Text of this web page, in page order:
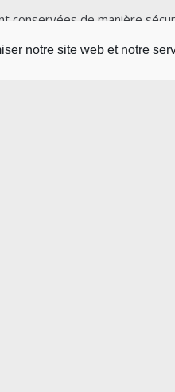
notre site web et notre
conservées de manière
lors de leur collecte,